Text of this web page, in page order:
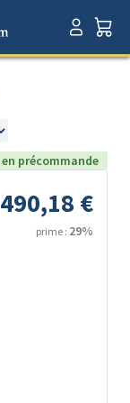
en précommande
490,18 €
prime : 29%